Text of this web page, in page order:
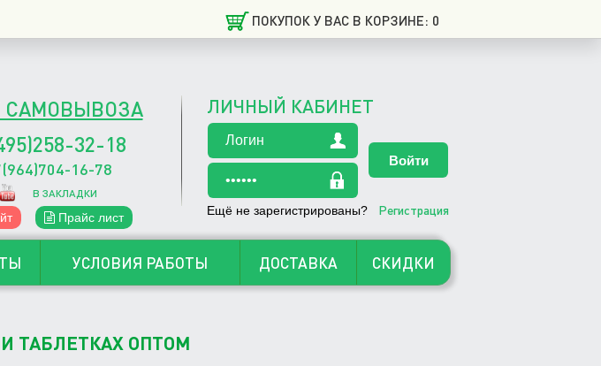
ПОКУПОК У ВАС В КОРЗИНЕ: 0
САМОВЫВОЗА
32-18
16-78
В ЗАКЛАДКИ
Прайс лист
ЛИЧНЫЙ КАБИНЕТ
Ещё не зарегистрированы? Регистрация
УСЛОВИЯ РАБОТЫ ДОСТАВКА СКИДКИ
ТАБЛЕТКАХ ОПТОМ